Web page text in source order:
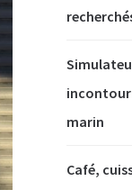
marin
Café,